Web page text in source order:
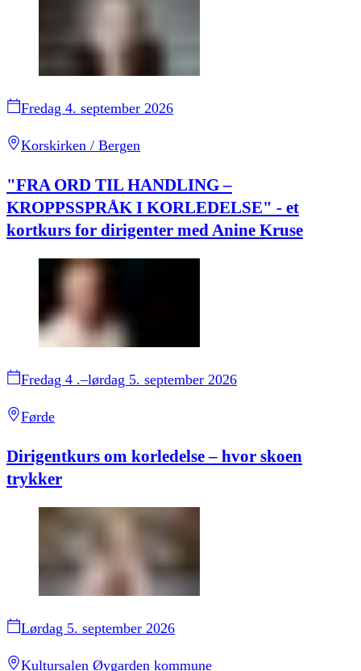
Fredag 4. september 2026
Korskirken / Bergen
"FRA ORD TIL HANDLING –
KROPPSSPRÅK I KORLEDELSE" - et
kortkurs for dirigenter med Anine Kruse
Fredag 4 .–lørdag 5. september 2026
Førde
Dirigentkurs om korledelse – hvor skoen
trykker
Lørdag 5. september 2026
Kultursalen Øygarden kommune